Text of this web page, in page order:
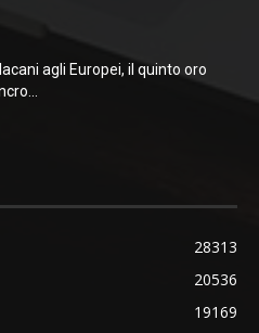
agli Europei, il quinto oro
28313
20536
19169